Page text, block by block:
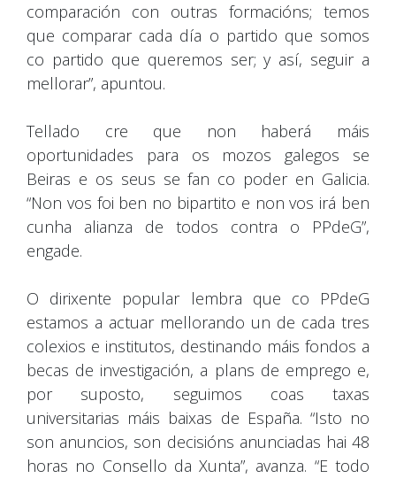
comparación con outras formacións; temos
que comparar cada día o partido que somos
co partido que queremos ser; y así, seguir a
mellorar”, apuntou.
Tellado cre que non haberá máis
oportunidades para os mozos galegos se
Beiras e os seus se fan co poder en Galicia.
“Non vos foi ben no bipartito e non vos irá ben
cunha alianza de todos contra o PPdeG”,
engade.
O dirixente popular lembra que co PPdeG
estamos a actuar mellorando un de cada tres
colexios e institutos, destinando máis fondos a
becas de investigación, a plans de emprego e,
por suposto, seguimos coas taxas
universitarias máis baixas de España. “Isto no
son anuncios, son decisións anunciadas hai 48
horas no Consello da Xunta”, avanza. “E todo